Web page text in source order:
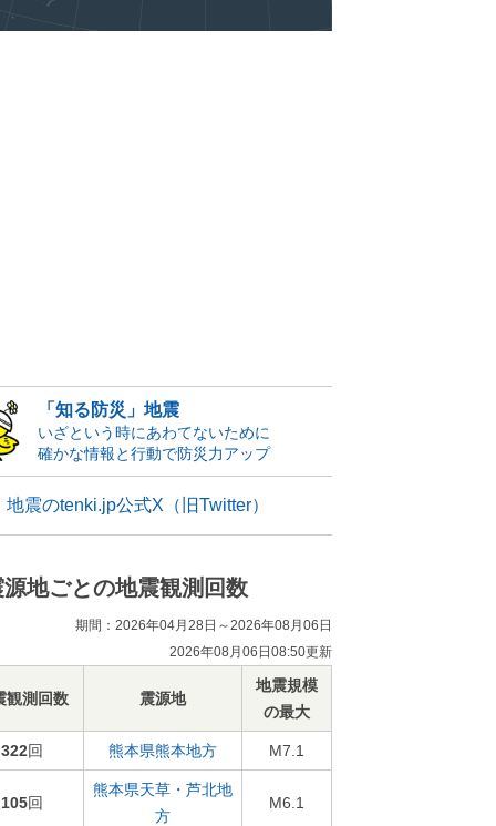
「知る防災」地震
いざという時にあわてないために
確かな情報と行動で防災力アップ
地震のtenki.jp公式X（旧Twitter）
源地ごとの地震観測回数
期間：2026年04月28日～2026年08月06日
2026年08月06日08:50更新
観測回数 震源地
地震規模
の最大
322回 熊本県熊本地方 M7.1
105回
熊本県天草・芦北地
方
M6.1